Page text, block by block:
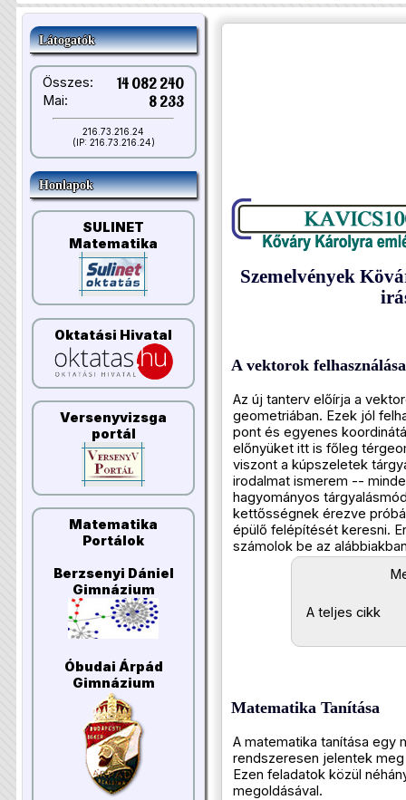
Látogatók
Összes: 14 082 240
Mai: 8 233
216.73.216.24
(IP: 216.73.216.24)
Honlapok
SULINET
Matematika
Oktatási Hivatal
Versenyvizsga
portál
Matematika
Portálok
Berzsenyi Dániel
Gimnázium
Óbudai Árpád
Gimnázium
Szemelvények
A vektorok
Az új tanterv előírja a
geometriában. Ezek jól
pont és egyenes
előnyüket itt is főleg
viszont a kúpszeletek
irodalmat ismerem --
hagyományos
kettősségnek érezve
épülő felépítését keresni.
számolok be az
A teljes cikk
Matematika Tanítása
A matematika tanítása egy
rendszeresen jelentek
Ezen feladatok közül
megoldásával.